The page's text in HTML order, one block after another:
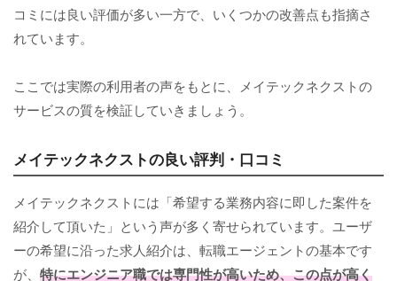
コミには良い評価が多い一方で、いくつかの改善点も指摘さ
れています。
ここでは実際の利用者の声をもとに、メイテックネクストの
サービスの質を検証していきましょう。
メイテックネクストの良い評判・口コミ
メイテックネクストには「希望する業務内容に即した案件を
紹介して頂いた」という声が多く寄せられています。ユーザ
ーの希望に沿った求人紹介は、転職エージェントの基本です
が、 特にエンジニア職では専門性が高いため、この点が高く